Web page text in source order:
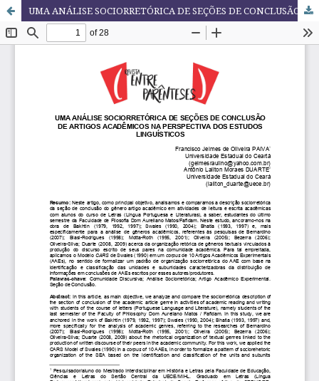
UMA ANÁLISE SOCIORRETÓRICA DE SEÇÕES DE CONCLUSÃO DE ARTIGOS ACADÊMICOS NA PERSPECTIVA DOS ESTUDOS LINGUÍSTICOS